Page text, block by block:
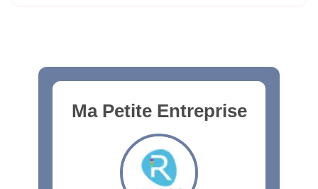
Ma Petite Entreprise